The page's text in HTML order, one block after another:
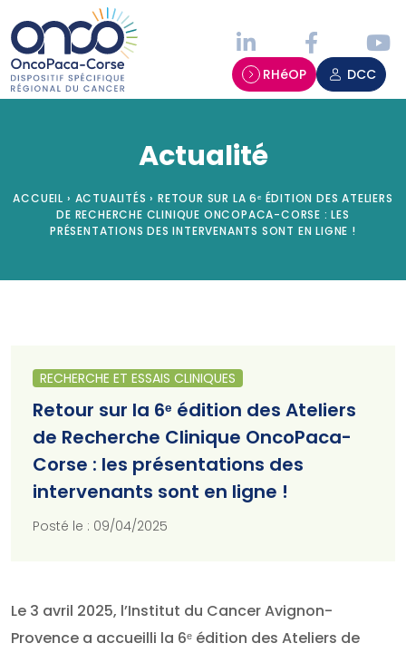
RHéOP DCC
Actualité
ACCUEIL › ACTUALITÉS › RETOUR SUR LA 6ᵉ ÉDITION DES ATELIERS
DE RECHERCHE CLINIQUE ONCOPACA-CORSE : LES
PRÉSENTATIONS DES INTERVENANTS SONT EN LIGNE !
RECHERCHE ET ESSAIS CLINIQUES
Retour sur la 6ᵉ édition des Ateliers
de Recherche Clinique OncoPaca-
Corse : les présentations des
intervenants sont en ligne !
Posté le : 09/04/2025
Le 3 avril 2025, l’Institut du Cancer Avignon-
Provence a accueilli la 6ᵉ édition des Ateliers de
Panneau de gestion des cookies